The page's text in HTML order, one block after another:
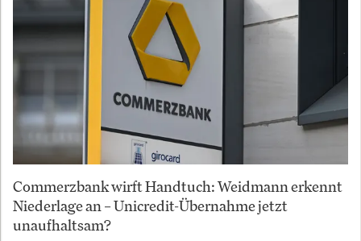
Commerzbank wirft Handtuch: Weidmann erkennt
Niederlage an – Unicredit-Übernahme jetzt
unaufhaltsam?